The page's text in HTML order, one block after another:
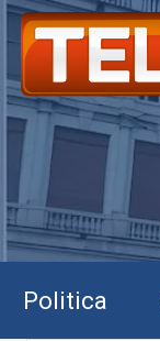
Politica